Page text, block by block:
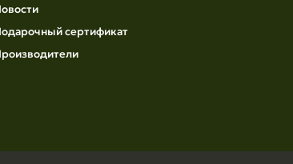
сертификат